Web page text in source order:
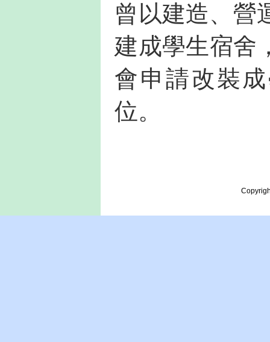
曾以建造、營
建成學生宿舍
會申請改裝
位。